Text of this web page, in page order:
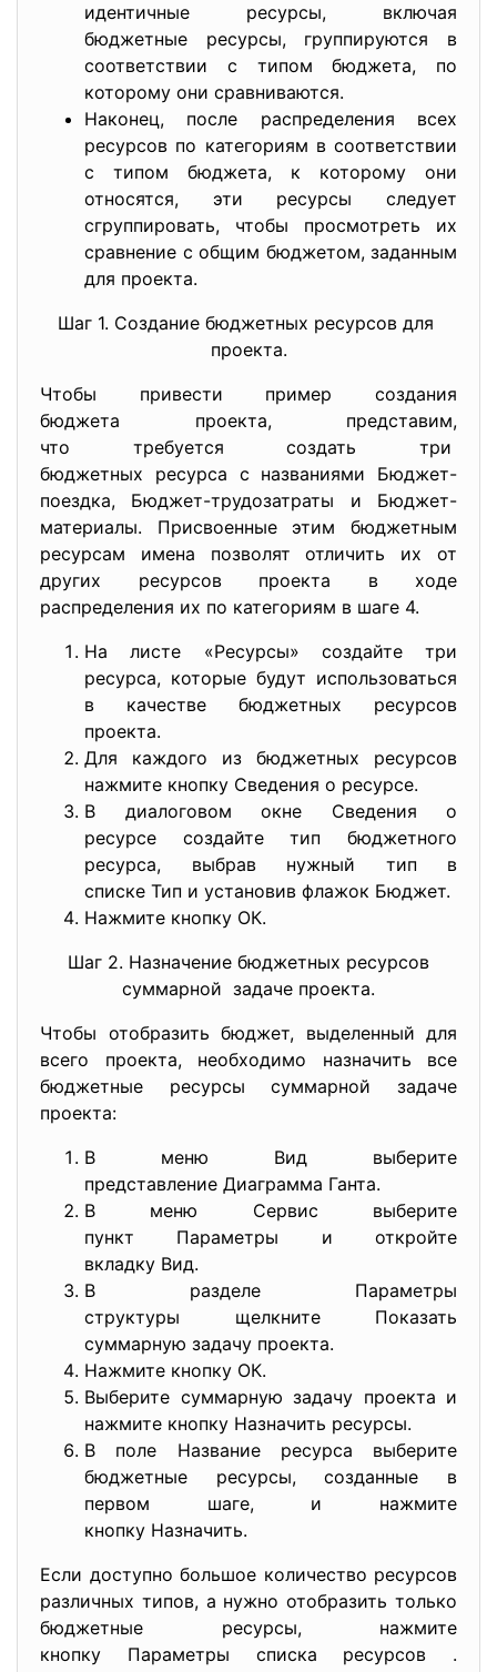
идентичные ресурсы, включая
бюджетные ресурсы, группируются в
соответствии с типом бюджета, по
которому они сравниваются.
Наконец, после распределения всех
ресурсов по категориям в соответствии
с типом бюджета, к которому они
относятся, эти ресурсы следует
сгруппировать, чтобы просмотреть их
сравнение с общим бюджетом, заданным
для проекта.
Шаг 1. Создание бюджетных ресурсов для
проекта.
Чтобы привести пример создания
бюджета проекта, представим,
что требуется создать три
бюджетных ресурса с названиями Бюджет-
поездка, Бюджет-трудозатраты и Бюджет-
материалы. Присвоенные этим бюджетным
ресурсам имена позволят отличить их от
других ресурсов проекта в ходе
распределения их по категориям в шаге 4.
На листе «Ресурсы» создайте три
ресурса, которые будут использоваться
в качестве бюджетных ресурсов
проекта.
Для каждого из бюджетных ресурсов
нажмите кнопку Сведения о ресурсе.
В диалоговом окне Сведения о
ресурсе создайте тип бюджетного
ресурса, выбрав нужный тип в
списке Тип и установив флажок Бюджет.
Нажмите кнопку ОК.
Шаг 2. Назначение бюджетных ресурсов
суммарной задаче проекта.
Чтобы отобразить бюджет, выделенный для
всего проекта, необходимо назначить все
бюджетные ресурсы суммарной задаче
проекта:
В меню Вид выберите
представление Диаграмма Ганта.
В меню Сервис выберите
пункт Параметры и откройте
вкладку Вид.
В разделе Параметры
структуры щелкните Показать
суммарную задачу проекта.
Нажмите кнопку ОК.
Выберите суммарную задачу проекта и
нажмите кнопку Назначить ресурсы.
В поле Название ресурса выберите
бюджетные ресурсы, созданные в
первом шаге, и нажмите
кнопку Назначить.
Если доступно большое количество ресурсов
различных типов, а нужно отобразить только
бюджетные ресурсы, нажмите
кнопку Параметры списка ресурсов .